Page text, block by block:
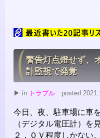
警告灯点燈せず、
計監視で発覚
▶ in トラブル posted
今日、夜、駐車場に車
（デジタル電圧計）を
２．０Ｖ程度しかない。